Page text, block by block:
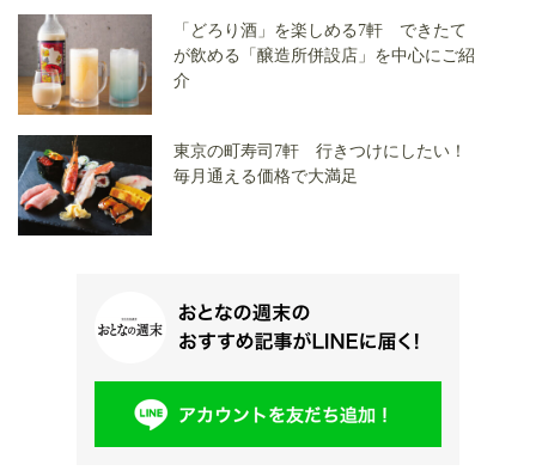
「どろり酒」を楽しめる7軒 できたて
が飲める「醸造所併設店」を中心にご紹
介
東京の町寿司7軒 行きつけにしたい！
毎月通える価格で大満足